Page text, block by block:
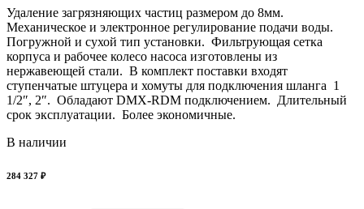
Удаление загрязняющих частиц размером до 8мм.
Механическое и электронное регулирование подачи воды.
Погружной и сухой тип установки. Фильтрующая сетка
корпуса и рабочее колесо насоса изготовлены из
нержавеющей стали. В комплект поставки входят
ступенчатые штуцера и хомуты для подключения шланга 1
1/2″, 2″. Обладают DMX-RDM подключением. Длительный
срок эксплуатации. Более экономичные.
В наличии
284 327 ₽